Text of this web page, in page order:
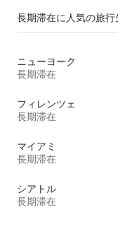
長期滞在に人気の旅行
ニューヨーク
長期滞在
フィレンツェ
長期滞在
マイアミ
長期滞在
シアトル
長期滞在